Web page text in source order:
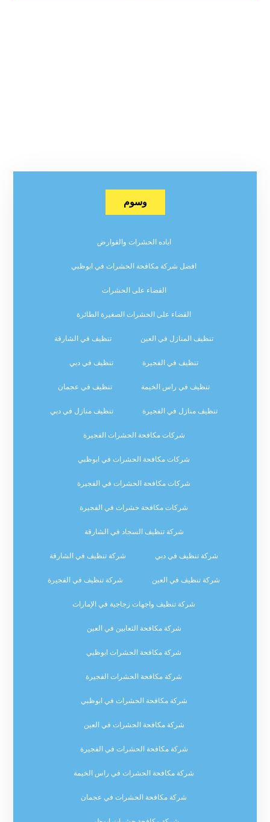
وسوم
اباده الحشرات والقوارض
افضل شركة مكافحة الحشرات في ابوظبي
القضاء على الحشرات
القضاء على الحشرات الصغيرة الطائرة
تنظيف المنازل في العين تنظيف في الشارقة
تنظيف في الفجيرة تنظيف في دبي
تنظيف في راس الخيمة تنظيف في عجمان
تنظيف منازل في الفجيرة تنظيف منازل في دبي
شركات مكافحة الحشرات الفجيرة
شركات مكافحة الحشرات في ابوظبي
شركات مكافحة الحشرات في الفجيرة
شركات مكافحة حشرات في الفجيرة
شركة تنظيف السجاد في الشارقة
شركة تنظيف في دبي شركة تنظيف في الشارقة
شركة تنظيف في العين شركة تنظيف في الفجيرة
شركة تنظيف واجهات زجاجية في الإمارات
شركة مكافحة الثعابين في العين
شركة مكافحة الحشرات ابوظبي
شركة مكافحة الحشرات الفجيرة
شركة مكافحة الحشرات في ابوظبي
شركة مكافحة الحشرات في العين
شركة مكافحة الحشرات في الفجيرة
شركة مكافحة الحشرات في راس الخيمة
شركة مكافحة الحشرات في عجمان